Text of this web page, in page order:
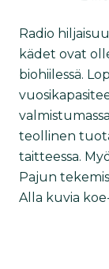
Radio
kädet ovat
biohiilessä.
teollinen
taitteessa.
Pajun
Alla kuvia